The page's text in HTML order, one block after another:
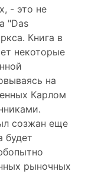
- это не
"Das
Книга в
некоторые
на
Карлом
созжан еще
будет
рыночных